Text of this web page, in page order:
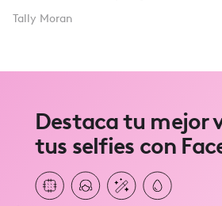
Tally Moran
Destaca tu mejor
tus selfies con